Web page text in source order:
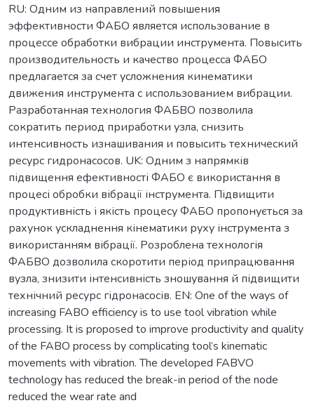
RU: Одним из направлений повышения
эффективности ФАБО является использование в
процессе обработки вибрации инструмента. Повысить
производительность и качество процесса ФАБО
предлагается за счет усложнения кинематики
движения инструмента с использованием вибрации.
Разработанная технология ФАБВО позволила
сократить период приработки узла, снизить
интенсивность изнашивания и повысить технический
ресурс гидронасосов. UK: Одним з напрямків
підвищення ефективності ФАБО є використання в
процесі обробки вібрації інструмента. Підвищити
продуктивність і якість процесу ФАБО пропонується за
рахунок ускладнення кінематики руху інструмента з
використанням вібрації. Розроблена технологія
ФАБВО дозволила скоротити період припрацювання
вузла, знизити інтенсивність зношування й підвищити
технічний ресурс гідронасосів. EN: One of the ways of
increasing FABO efficiency is to use tool vibration while
processing. It is proposed to improve productivity and quality
of the FABO process by complicating tool’s kinematic
movements with vibration. The developed FABVO
technology has reduced the break-in period of the node
reduced the wear rate and